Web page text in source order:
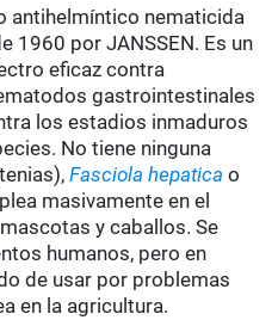
antihelmíntico nematicida
1960 por JANSSEN. Es un
eficaz contra
gastrointestinales
los estadios inmaduros
No tiene ninguna
Fasciola hepatica o
masivamente en el
y caballos. Se
humanos, pero en
de usar por problemas
en la agricultura.